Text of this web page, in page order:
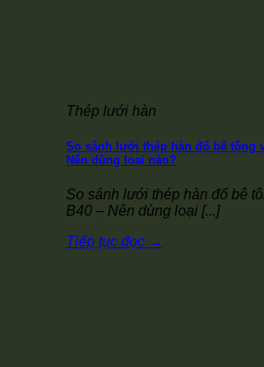
Thép lưới hàn
So sánh lưới thép hàn đổ bê tông
Nên dùng loại nào?
So sánh lưới thép hàn đổ bê
B40 – Nên dùng loại [...]
Tiếp tục đọc →